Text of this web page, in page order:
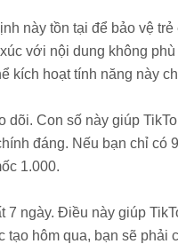
này tồn tại để bảo vệ
với nội dung không
kích hoạt tính năng này
Con số này giúp
đáng. Nếu bạn chỉ có
1.000.
ngày. Điều này giúp
hôm qua, bạn sẽ phải